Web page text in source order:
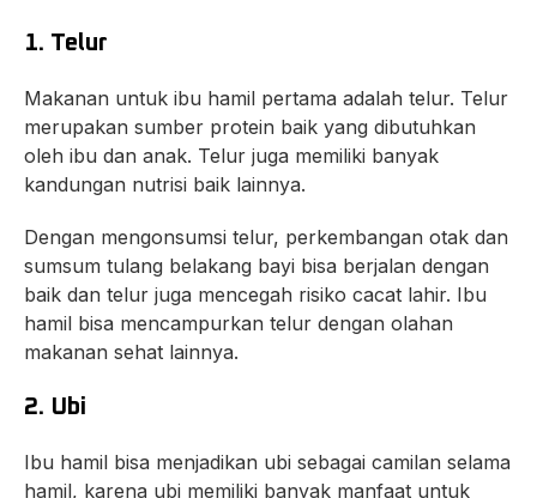
1. Telur
Makanan untuk ibu hamil pertama adalah telur. Telur
merupakan sumber protein baik yang dibutuhkan
oleh ibu dan anak. Telur juga memiliki banyak
kandungan nutrisi baik lainnya.
Dengan mengonsumsi telur, perkembangan otak dan
sumsum tulang belakang bayi bisa berjalan dengan
baik dan telur juga mencegah risiko cacat lahir. Ibu
hamil bisa mencampurkan telur dengan olahan
makanan sehat lainnya.
2. Ubi
Ibu hamil bisa menjadikan ubi sebagai camilan selama
hamil, karena ubi memiliki banyak manfaat untuk